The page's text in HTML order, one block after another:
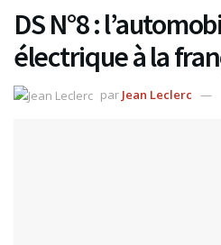
DS N°8 :
électrique à la
par Jean Leclerc